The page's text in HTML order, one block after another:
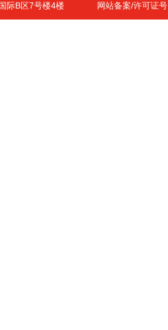
际B区7号楼4楼 网站备案/许可证